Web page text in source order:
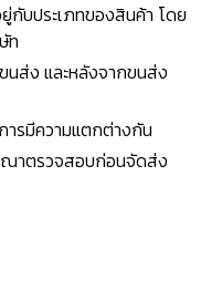
กับประเภทของสินค้า โดย
ท
ส่ง และหลังจากขนส่ง
ารมีความแตกต่างกัน
ณาตรวจสอบก่อนจัดส่ง